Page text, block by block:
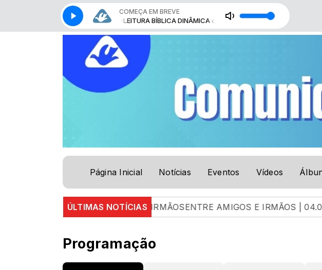
COMEÇA EM BREVE
com Gabriel BussingerLEITURA BÍBLICA DINÂMICA com Gabriel Bussinger
Página Inicial Notícias Eventos Vídeos
ÚLTIMAS NOTÍCIAS
ENTRE AMIGOS E IRMÃOSENTRE AMIGOS E IRMÃOS | 04.08.26 |
Programação